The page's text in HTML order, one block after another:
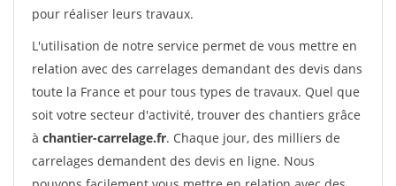
pour réaliser leurs travaux.
L'utilisation de notre service permet de vous mettre en
relation avec des carrelages demandant des devis dans
toute la France et pour tous types de travaux. Quel que
soit votre secteur d'activité, trouver des chantiers grâce
à chantier-carrelage.fr. Chaque jour, des milliers de
carrelages demandent des devis en ligne. Nous